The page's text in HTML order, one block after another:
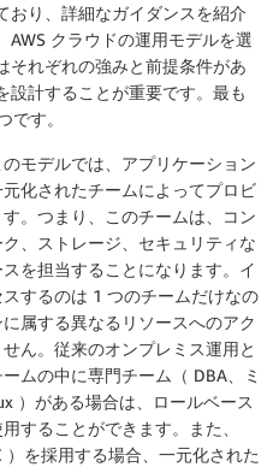
おり、詳細なガイダンスを紹介
AWS クラウドの運用モデルを選
それぞれの強みと前提条件があ
設計することが重要です。最も
です。
モデルでは、アプリケーション
化されたチームによってプロビ
。つまり、このチームは、コン
、ストレージ、セキュリティな
を担当することになります。イ
するのは 1 つのチームだけなの
属する異なるリソースへのアク
ん。従来のオンプレミス運用と
ムの中に専門チーム（ DBA、ミ
）がある場合は、ロールベース
することができます。また、
を採用する場合、一元化された